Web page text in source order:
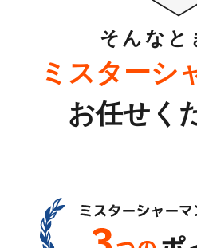
そんな
ミスターシ
お任せく